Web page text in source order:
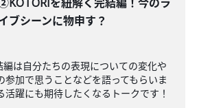
ブシーンに物申す？
は自分たちの表現についての変化や
参加で思うことなどを語ってもらいま
活躍にも期待したくなるトークです！